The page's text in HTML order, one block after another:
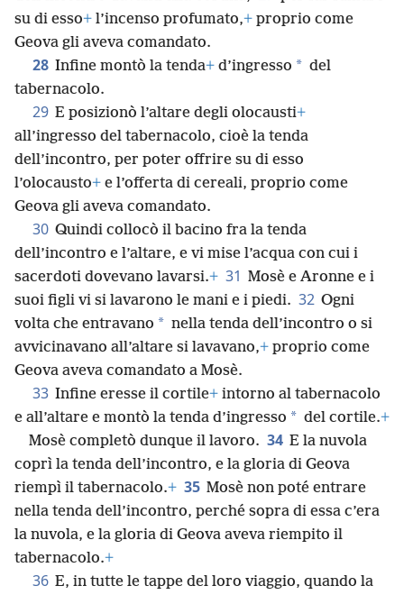
su di esso+ l’incenso profumato,+ proprio come
Geova gli aveva comandato.
28 Infine montò la tenda+ d’ingresso * del
tabernacolo.
29 E posizionò l’altare degli olocausti+
all’ingresso del tabernacolo, cioè la tenda
dell’incontro, per poter offrire su di esso
l’olocausto+ e l’offerta di cereali, proprio come
Geova gli aveva comandato.
30 Quindi collocò il bacino fra la tenda
dell’incontro e l’altare, e vi mise l’acqua con cui i
sacerdoti dovevano lavarsi.+ 31 Mosè e Aronne e i
suoi figli vi si lavarono le mani e i piedi. 32 Ogni
volta che entravano * nella tenda dell’incontro o si
avvicinavano all’altare si lavavano,+ proprio come
Geova aveva comandato a Mosè.
33 Infine eresse il cortile+ intorno al tabernacolo
e all’altare e montò la tenda d’ingresso * del cortile.+
Mosè completò dunque il lavoro. 34 E la nuvola
coprì la tenda dell’incontro, e la gloria di Geova
riempì il tabernacolo.+ 35 Mosè non poté entrare
nella tenda dell’incontro, perché sopra di essa c’era
la nuvola, e la gloria di Geova aveva riempito il
tabernacolo.+
36 E, in tutte le tappe del loro viaggio, quando la